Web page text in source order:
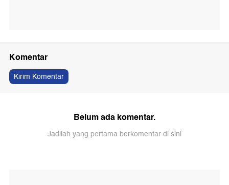
Komentar
Kirim Komentar
Belum ada komentar.
Jadilah yang pertama berkomentar di sini